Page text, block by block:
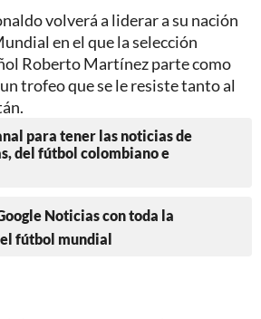
volverá a liderar a su nación
en el que la selección
Roberto Martínez parte como
trofeo que se le resiste tanto al
para tener las noticias de
del fútbol colombiano e
Noticias con toda la
fútbol mundial